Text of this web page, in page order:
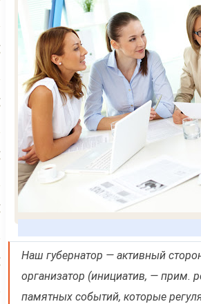
Наш губернатор — активный
организатор (инициатив, — прим.
памятных событий, которые